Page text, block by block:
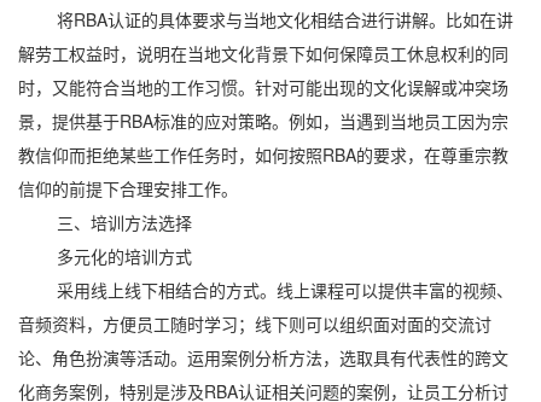
将RBA认证的具体要求与当地文化相结合进行讲解。比如在讲
解劳工权益时，说明在当地文化背景下如何保障员工休息权利的同
时，又能符合当地的工作习惯。针对可能出现的文化误解或冲突场
景，提供基于RBA标准的应对策略。例如，当遇到当地员工因为宗
教信仰而拒绝某些工作任务时，如何按照RBA的要求，在尊重宗教
信仰的前提下合理安排工作。
三、培训方法选择
多元化的培训方式
采用线上线下相结合的方式。线上课程可以提供丰富的视频、
音频资料，方便员工随时学习；线下则可以组织面对面的交流讨
论、角色扮演等活动。运用案例分析方法，选取具有代表性的跨文
化商务案例，特别是涉及RBA认证相关问题的案例，让员工分析讨